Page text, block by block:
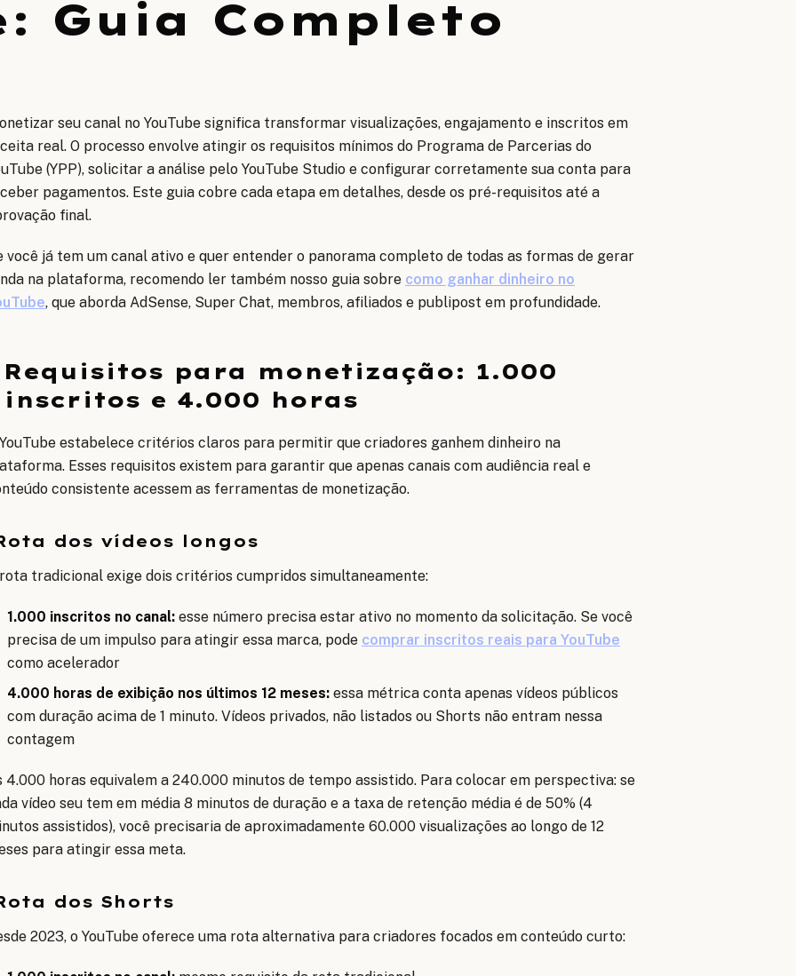
Guia Completo
seu canal no YouTube significa transformar visualizações, engajamento e inscritos em
real. O processo envolve atingir os requisitos mínimos do Programa de Parcerias do
(YPP), solicitar a análise pelo YouTube Studio e configurar corretamente sua conta para
pagamentos. Este guia cobre cada etapa em detalhes, desde os pré-requisitos até a
final.
você já tem um canal ativo e quer entender o panorama completo de todas as formas de gerar
na plataforma, recomendo ler também nosso guia sobre como ganhar dinheiro no
, que aborda AdSense, Super Chat, membros, afiliados e publipost em profundidade.
Requisitos para monetização: 1.000
inscritos e 4.000 horas
estabelece critérios claros para permitir que criadores ganhem dinheiro na
Esses requisitos existem para garantir que apenas canais com audiência real e
consistente acessem as ferramentas de monetização.
dos vídeos longos
tradicional exige dois critérios cumpridos simultaneamente:
1.000 inscritos no canal: esse número precisa estar ativo no momento da solicitação. Se você
precisa de um impulso para atingir essa marca, pode comprar inscritos reais para YouTube
como acelerador
4.000 horas de exibição nos últimos 12 meses: essa métrica conta apenas vídeos públicos
com duração acima de 1 minuto. Vídeos privados, não listados ou Shorts não entram nessa
contagem
4.000 horas equivalem a 240.000 minutos de tempo assistido. Para colocar em perspectiva: se
vídeo seu tem em média 8 minutos de duração e a taxa de retenção média é de 50% (4
assistidos), você precisaria de aproximadamente 60.000 visualizações ao longo de 12
para atingir essa meta.
dos Shorts
2023, o YouTube oferece uma rota alternativa para criadores focados em conteúdo curto: